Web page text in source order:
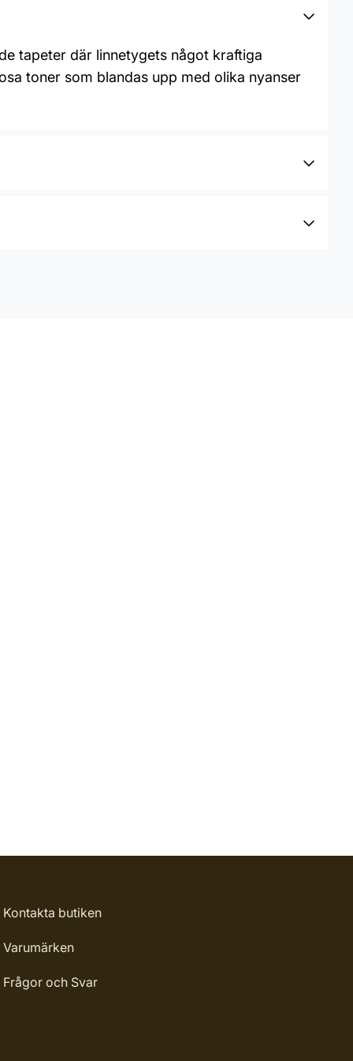
tapeter där linnetygets något kraftiga
toner som blandas upp med olika nyanser
Kontakta butiken
Varumärken
Frågor och Svar